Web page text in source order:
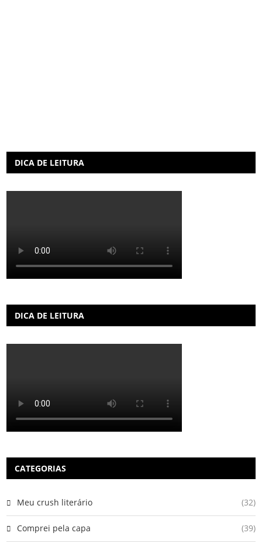
DICA DE LEITURA
DICA DE LEITURA
CATEGORIAS
Meu crush literário (32)
Comprei pela capa (39)